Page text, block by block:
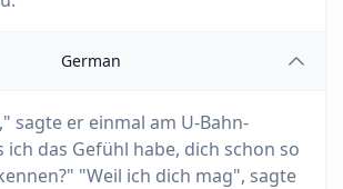
German
sagte er einmal am U-Bahn-
ich das Gefühl habe, dich schon so
"Weil ich dich mag", sagte